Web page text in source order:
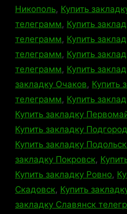
Никополь, Купить
телеграмм, Купить
телеграмм, Купить
телеграмм, Купить
телеграмм, Купить
закладку Очаков, Купить
телеграмм, Купить
Купить закладку
Купить закладку
Купить закладку
закладку Покровск,
Купить закладку Ровно,
Скадовск, Купить
закладку Славянск